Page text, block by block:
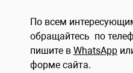
По всем
обращайтесь по
пишите в WhatsApp
форме сайта.